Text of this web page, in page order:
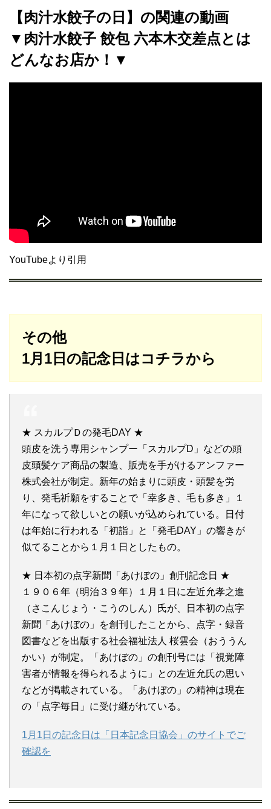
【肉汁水餃子の日】の関連の動画
▼肉汁水餃子 餃包 六本木交差点とは
どんなお店か！▼
YouTubeより引用
その他
1月1日の記念日はコチラから
★ スカルプＤの発毛DAY ★
頭皮を洗う専用シャンプー「スカルプD」などの頭
皮頭髪ケア商品の製造、販売を手がけるアンファー
株式会社が制定。新年の始まりに頭皮・頭髪を労
り、発毛祈願をすることで「幸多き、毛も多き」１
年になって欲しいとの願いが込められている。日付
は年始に行われる「初詣」と「発毛DAY」の響きが
似てることから１月１日としたもの。
★ 日本初の点字新聞「あけぼの」創刊記念日 ★
１９０６年（明治３９年）１月１日に左近允孝之進
（さこんじょう・こうのしん）氏が、日本初の点字
新聞「あけぼの」を創刊したことから、点字・録音
図書などを出版する社会福祉法人 桜雲会（おううん
かい）が制定。「あけぼの」の創刊号には「視覚障
害者が情報を得られるように」との左近允氏の思い
などが掲載されている。「あけぼの」の精神は現在
の「点字毎日」に受け継がれている。
1月1日の記念日は「日本記念日協会」のサイトでご
確認を